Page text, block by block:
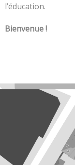
l’éducation.
Bienvenue !